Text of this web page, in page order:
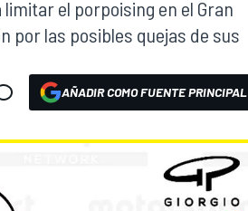
el porpoising en el Gran
por las posibles quejas de sus
AÑADIR COMO FUENTE PRINCIPAL